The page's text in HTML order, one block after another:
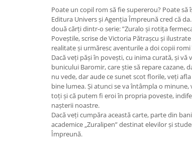
Editura Aramis
Editura Arthur
Editura Bookzone
Editura Cartea Copiilor
Editura Cartemma
Editura Corint
Editura Frontiera
Editura Gama
Poate un copil rom să fie supererou? Poate să
Editura Univers și Agenția Împreună cred că
două cărți dintr-o serie: ”Zuralo și rotița
Poveștile, scrise de Victoria Pătrașcu și
realitate și urmăresc aventurile a doi copii
Dacă veți păși în povești, cu inima curată, și
bunicului Baromir, care știe să repare cazane,
nu vede, dar aude ce sunet scot florile, veți
bine lumea. Și atunci se va întâmpla o
toți și că putem fi eroi în propria poveste,
nașterii noastre.
Dacă veți cumpăra această carte, parte din
academice „Zuralipen” destinat elevilor și
Împreună.